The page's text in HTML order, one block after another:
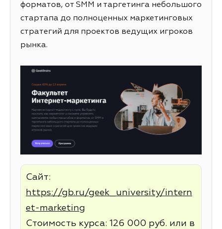
форматов, от SMM и таргетинга небольшого
стартапа до полноценных маркетинговых
стратегий для проектов ведущих игроков
рынка.
Сайт:
https://gb.ru/geek_university/intern
et-marketing
Стоимость курса: 126 000 руб. или в